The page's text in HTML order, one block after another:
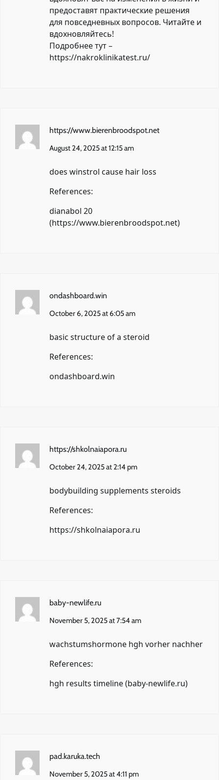
предоставят практические решения
для повседневных вопросов. Читайте и
вдохновляйтесь!
Подробнее тут –
https://nakroklinikatest.ru/
https://www.bierenbroodspot.net
August 24, 2025 at 12:15 am
does winstrol cause hair loss
References:
dianabol 20
(https://www.bierenbroodspot.net)
ondashboard.win
October 6, 2025 at 6:05 am
basic structure of a steroid
References:
ondashboard.win
https://shkolnaiapora.ru
October 24, 2025 at 2:14 pm
bodybuilding supplements steroids
References:
https://shkolnaiapora.ru
baby-newlife.ru
November 5, 2025 at 7:54 am
wachstumshormone hgh vorher nachher
References:
hgh results timeline (baby-newlife.ru)
pad.karuka.tech
November 5, 2025 at 4:11 pm